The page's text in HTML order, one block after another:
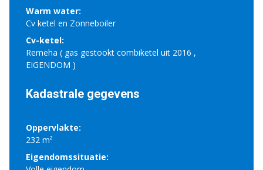
Warm water:
Cv ketel en Zonneboiler
Cv-ketel:
Remeha ( gas gestookt combiketel uit 2016 ,
EIGENDOM )
Kadastrale gegevens
Oppervlakte:
232 m²
Eigendomssituatie: